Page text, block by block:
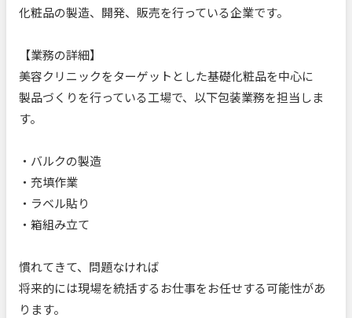
化粧品の製造、開発、販売を行っている企業です。
【業務の詳細】
美容クリニックをターゲットとした基礎化粧品を中心に
製品づくりを行っている工場で、以下包装業務を担当しま
す。
・バルクの製造
・充填作業
・ラベル貼り
・箱組み立て
慣れてきて、問題なければ
将来的には現場を統括するお仕事をお任せする可能性があ
ります。